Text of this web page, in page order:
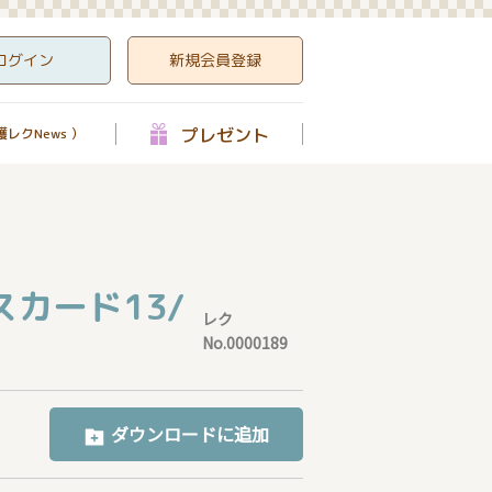
グイン 新規会員登録
レクNews ） プレゼント
カード13/
レク
No.0000189
ダウンロードに追加